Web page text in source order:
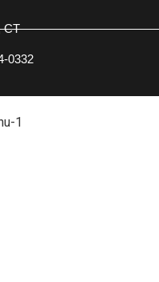
CT
0332